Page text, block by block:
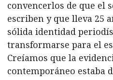
convencerlos de que el
escriben y que lleva 25
sólida identidad
transformarse para el
Creíamos que la
contemporáneo estaba